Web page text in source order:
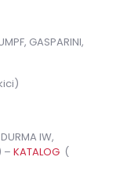
GASPARINI,
IW,
– KATALOG (